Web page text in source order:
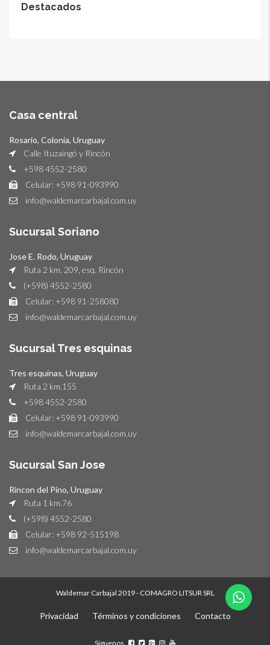
Destacados
Casa central
Rosario, Colonia, Uruguay
Calle Ituzaingó y Rincón
+598 4552-2580
Celular: +598 91-093990
info@waldemarcarbajal.com.uy
Sucursal Soriano
Jose E. Rodo, Uruguay
Ruta 2 km. 209, esq. Rincón
(+598) 4552-2580
Celular: +598 91-258080
info@waldemarcarbajal.com.uy
Sucursal Tres esquinas
Tres esquinas, Uruguay
Ruta 2 km.155
+598 4552-2580
Celular: +598 91-093990
info@waldemarcarbajal.com.uy
Sucursal San Jose
Rincon del Pino, Uruguay
Ruta 1 km.76
(+598) 4552-2580
Celular: +598 92-515198
info@waldemarcarbajal.com.uy
Waldemar Carbajal 2019 - COMAGRO LITSUR SRL
Privacidad Términos y condiciones Contacto
Síguenos